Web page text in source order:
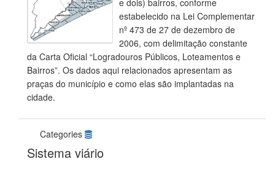
e dois) bairros, conforme
estabelecido na Lei Complementar
nº 473 de 27 de dezembro de
2006, com delimitação constante
da Carta Oficial “Logradouros Públicos, Loteamentos e
Bairros”. Os dados aqui relacionados apresentam as
praças do município e como elas são implantadas na
cidade.
Categories
Sistema viário